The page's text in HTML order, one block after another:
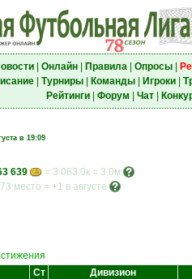
| Онлайн| Правила| Опросы|
| Турниры| Команды| Игроки|
Рейтинги| Форум Чат|
в 19:09
639
= 3 063.0к = 3.0м
место = +1 в августе
Ст Дивизион